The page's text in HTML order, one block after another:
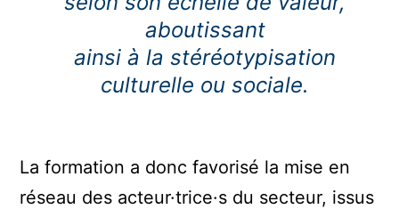
aboutissant
ainsi à la stéréotypisation
culturelle ou sociale.
La formation a donc favorisé la mise en
réseau des acteur·trice·s du secteur, issus